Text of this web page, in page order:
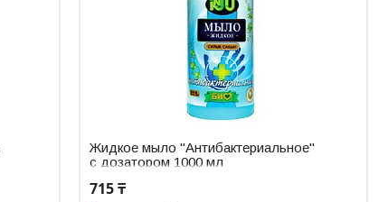
Жидкое мыло "Антибактериальное"
с дозатором 1000 мл
715 ₸